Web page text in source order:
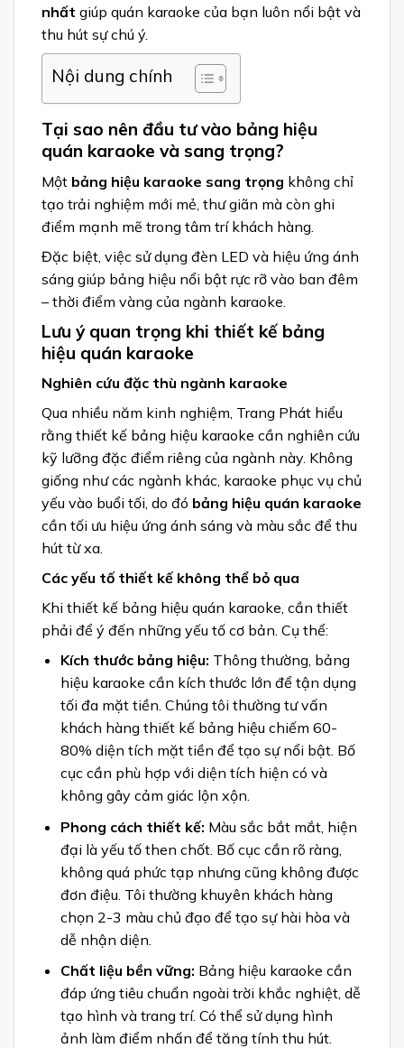
nhất giúp quán karaoke của bạn luôn nổi bật và
thu hút sự chú ý.
Nội dung chính
Tại sao nên đầu tư vào bảng hiệu
quán karaoke và sang trọng?
Một bảng hiệu karaoke sang trọng không chỉ
tạo trải nghiệm mới mẻ, thư giãn mà còn ghi
điểm mạnh mẽ trong tâm trí khách hàng.
Đặc biệt, việc sử dụng đèn LED và hiệu ứng ánh
sáng giúp bảng hiệu nổi bật rực rỡ vào ban đêm
– thời điểm vàng của ngành karaoke.
Lưu ý quan trọng khi thiết kế bảng
hiệu quán karaoke
Nghiên cứu đặc thù ngành karaoke
Qua nhiều năm kinh nghiệm, Trang Phát hiểu
rằng thiết kế bảng hiệu karaoke cần nghiên cứu
kỹ lưỡng đặc điểm riêng của ngành này. Không
giống như các ngành khác, karaoke phục vụ chủ
yếu vào buổi tối, do đó bảng hiệu quán karaoke
cần tối ưu hiệu ứng ánh sáng và màu sắc để thu
hút từ xa.
Các yếu tố thiết kế không thể bỏ qua
Khi thiết kế bảng hiệu quán karaoke, cần thiết
phải để ý đến những yếu tố cơ bản. Cụ thể:
Kích thước bảng hiệu: Thông thường, bảng
hiệu karaoke cần kích thước lớn để tận dụng
tối đa mặt tiền. Chúng tôi thường tư vấn
khách hàng thiết kế bảng hiệu chiếm 60-
80% diện tích mặt tiền để tạo sự nổi bật. Bố
cục cần phù hợp với diện tích hiện có và
không gây cảm giác lộn xộn.
Phong cách thiết kế: Màu sắc bắt mắt, hiện
đại là yếu tố then chốt. Bố cục cần rõ ràng,
không quá phức tạp nhưng cũng không được
đơn điệu. Tôi thường khuyên khách hàng
chọn 2-3 màu chủ đạo để tạo sự hài hòa và
dễ nhận diện.
Chất liệu bền vững: Bảng hiệu karaoke cần
đáp ứng tiêu chuẩn ngoài trời khắc nghiệt, dễ
tạo hình và trang trí. Có thể sử dụng hình
ảnh làm điểm nhấn để tăng tính thu hút.